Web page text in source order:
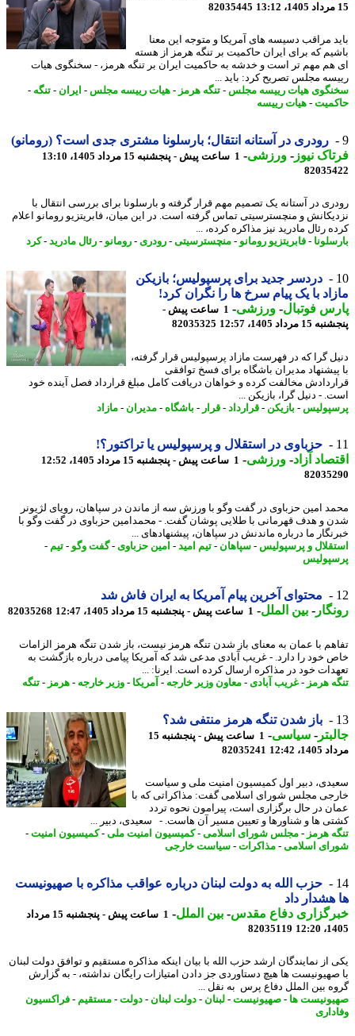
82035445
مراقب دسیسه های آمریکا و متوجه این معنا
که برای ایران حاکمیت بر تنگه هرمز از هسته
مهم تر است و خدشه به حاکمیت ایران بر تنگه هرمز، - سخنگوی هیات
مجلس تصریح کرد: باید ...
هیات رییسه مجلس-تنگه هرمز- هیات رییسه مجلس-ایران - تنگه -
-هیات رییسه
رودری در آستانه انتقال؛ بارسلونا مشتری جدی است؟ (رومانو)
نیوز-ورزشی-1 ساعت پیش - پنجشنبه 15 مرداد 1405، 13:10
در آستانه یک تصمیم مهم قرار گرفته و بارسلونا برای بررسی انتقال با
و منچسترسیتی تماس گرفته است. در این میان، فابریتزیو رومانو اعلام
رئال مادرید نیز مذاکره کرده، ...
-فابریتزیو رومانو-منچسترسیتی-رودری- رومانو-رئال مادرید- کرد
دردسر جدید برای پرسپولیس؛ بازیکن
با یک پیام سرخ ها را نگران کرد!
فوتبال-ورزشی-
1 ساعت پیش -
1405، 12:57
82035325
گرا که در فهرست مازاد پرسپولیس قرار گرفته،
مدیران باشگاه برای فسخ توافقی
مخالفت کرده و خواهان دریافت کامل مبلغ قرارداد فصل آینده خود
- دنیل گرا، بازیکن ...
-بازیکن -قرارداد -قرار - باشگاه-مدیران- مازاد
حزباوی در استقلال و پرسپولیس یا تراکتور؟!
آزاد - ورزشی-1 ساعت پیش - پنجشنبه 15 مرداد 1405، 12:52
امین حزباوی در گفت وگو با ورزش سه از ماندن در سپاهان، رویای لژیونر
و هدف قهرمانی با طلایی پوشان گفت. - محمدامین حزباوی در گفت وگو با
ما درباره ماندنش در سپاهان، پیشنهادهای ...
و پرسپولیس-سپاهان-تیم امید -امین حزباوی -گفت وگو-تیم -
محتوای آخرین پیام آمریکا به ایران فاش شد
-بین الملل-1 ساعت پیش - پنجشنبه 15 مرداد 1405، 12:47 82035268
با عمان به معنای باز شدن تنگه هرمز نیست، باز شدن تنگه هرمز الزامات
خود را دارد. - غریب آبادی مدعی شد که آمریکا پیامی درباره بازگشت به
خود در مذاکره ارسال کرده است. ایرنا: ...
هرمز- غریب آبادی -معاون وزیر خارجه-آمریکا- وزیر خارجه-هرمز- تنگه
باز شدن تنگه هرمز منتفی شد؟
-سیاسی-
1 ساعت پیش - پنجشنبه 15
12:42
82035241
دبیر اول کمیسیون امنیت ملی و سیاست
مجلس شورای اسلامی گفت: مذاکراتی که با
در حال برگزاری است، پیرامون نحوه تردد
ها و شناورها و تعیین مسیر آن هاست. - سعیدی، دبیر ...
هرمز- مجلس شورای اسلامی-کمیسیون امنیت ملی -کمیسیون امنیت-
اسلامی-مذاکرات- سیاست خارجی
حزب الله به دولت لبنان درباره عواقب مذاکره با صهیونیست
داد
دفاع مقدس-بین الملل-
1 ساعت پیش - پنجشنبه 15 مرداد
82035119
از نمایندگان ارشد حزب الله با بیان اینکه مذاکره مستقیم و توافق دولت لبنان
ها هیچ دستاوردی جز دادن امتیازات رایگان نداشته، - به گزارش
بین الملل دفاع پرس به نقل ...
ها- صهیونیست-لبنان-دولت لبنان-دولت-مستقیم-فراکسیون